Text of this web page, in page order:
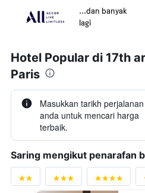
...dan banyak
lagi
Hotel Popular di 17th
Paris
Masukkan tarikh perjalanan
anda untuk mencari harga
terbaik.
Saring mengikut penarafan